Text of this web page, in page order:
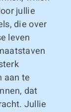
jullie
die over
leven
aan te
dat
Jullie